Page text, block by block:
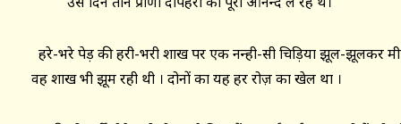
हरे-भरे पेड़ की हरी-भरी शाख पर एक नन्ही-सी चिड़िया झूल-झूलकर
वह शाख भी झूम रही थी । दोनों का यह हर रोज़ का खेल था ।